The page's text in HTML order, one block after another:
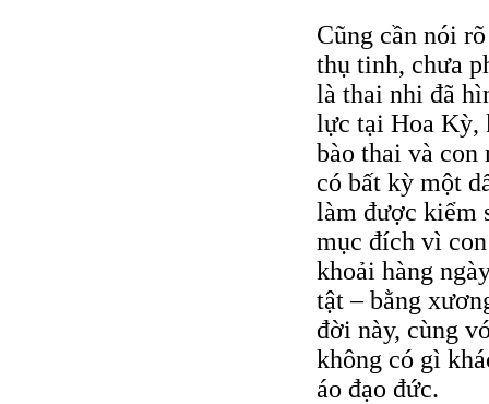
Cũng cần nói
thụ tinh, chưa
là thai nhi đã
lực tại Hoa Kỳ,
bào thai và
có bất kỳ một
làm được kiểm
mục đích vì
khoải hàng
tật – bằng
đời này, cùng
không có gì
áo đạo đức.